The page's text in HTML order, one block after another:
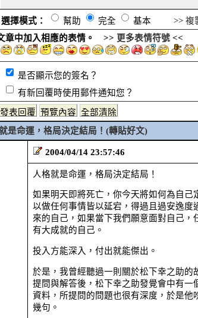
選擇模式： 幫助 完全 基本 >> 複
章中加入相應的表情。 >> 更多表情符號 <<
是否顯示您的簽名？
有新回覆時使用郵件通知您？
是命運，格局決定結局！(轉貼好文)
2004/04/14 23:57:46
人格就是命運，格局決定結局！
如果明天即將死亡，你今天將如何為自
以做任何事情皆以延宕，得過且過安逸
來的自己，如果當下我們願意面對自己
有大成就的自己。
投入方能深入，付出就能傑出。
於是，我曾經聽過一則關於松下幸之助
提問與解答後，松下幸之助發覺會中有
資料，所提問的問題也很有深度，於是
幾句。